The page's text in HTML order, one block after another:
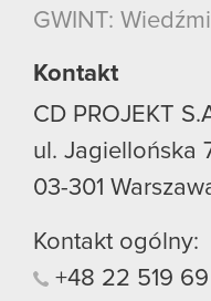
GWINT:
Kontakt
CD PROJEKT
ul. Jagiellońska
03-301
Kontakt ogólny:
+48 22 519 69